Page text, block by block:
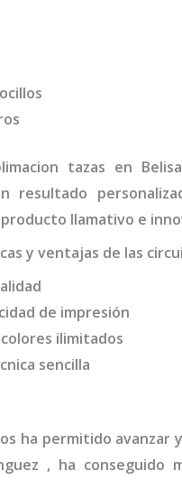
tazas en
resultado
llamativo e
y ventajas de las
de impresión
ilimitados
sencilla
ha permitido avanzar
, ha conseguido